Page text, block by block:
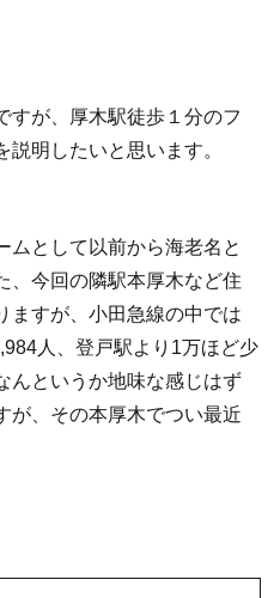
すが、厚木駅徒歩１分のフ
明したいと思います。
ムとして以前から海老名と
、今回の隣駅本厚木など住
ますが、小田急線の中では
人、登戸駅より1万ほど少
んというか地味な感じはず
が、その本厚木でつい最近